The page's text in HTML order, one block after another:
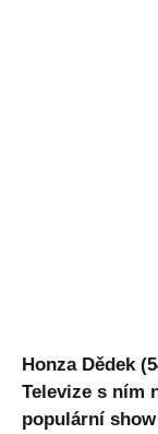
Honza Dědek
Televize s ním
populární